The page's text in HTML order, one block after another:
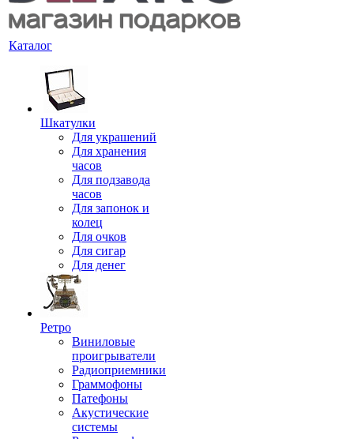
Каталог
Шкатулки
Для украшений
Для хранения
часов
Для подзавода
часов
Для запонок и
колец
Для очков
Для сигар
Для денег
Ретро
Виниловые
проигрыватели
Радиоприемники
Граммофоны
Патефоны
Акустические
системы